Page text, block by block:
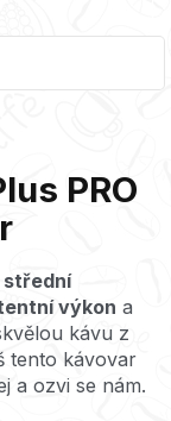
PRO
střední
výkon a
kávu z
tento kávovar
a ozvi se nám.